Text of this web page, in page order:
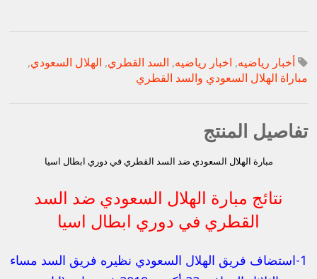
أخبار رياضيه, اخبار رياضيه, السد القطري, الهلال السعودي,
مباراة الهلال السعودي والسد القطري
تفاصيل المنتج
مبارة الهلال السعودي ضد السد القطري في دوري ابطال اسيا
نتائج مبارة الهلال السعودي ضد السد
القطري في دوري ابطال اسيا
1-استضاف فريق الهلال السعودي نظيره فريق السد مساء